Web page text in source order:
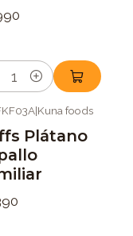
|Kuna foods
Plátano